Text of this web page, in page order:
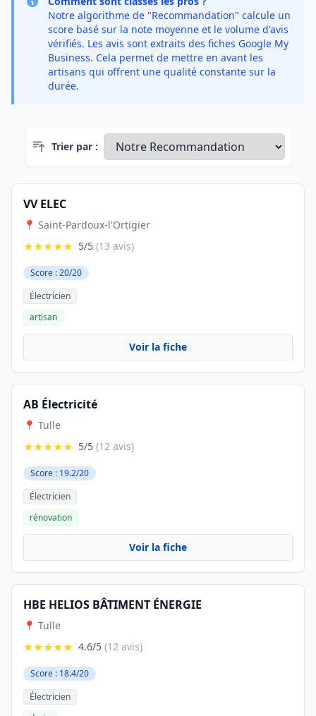
Notre algorithme de "Recommandation" calcule un
score basé sur la note moyenne et le volume d'avis
vérifiés. Les avis sont extraits des fiches Google My
Business. Cela permet de mettre en avant les
artisans qui offrent une qualité constante sur la
durée.
Trier par :
VV ELEC
📍 Saint-Pardoux-l'Ortigier
★★★★★ 5/5 (13 avis)
Score : 20/20
Électricien
artisan
Voir la fiche
AB Électricité
📍 Tulle
★★★★★ 5/5 (12 avis)
Score : 19.2/20
Électricien
rénovation
Voir la fiche
HBE HELIOS BÂTIMENT ÉNERGIE
📍 Tulle
★★★★★ 4.6/5 (12 avis)
Score : 18.4/20
Électricien